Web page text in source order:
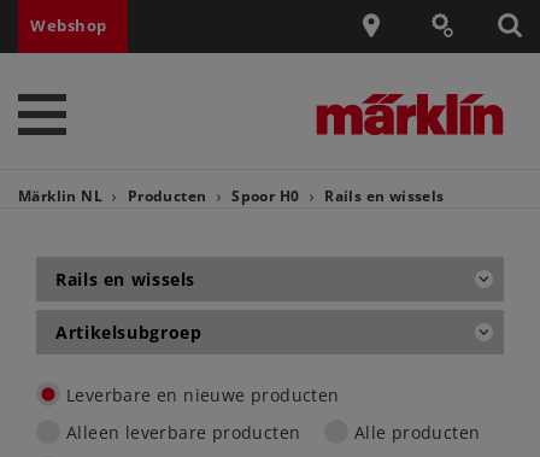
Webshop
Märklin NL Producten Spoor H0 Rails en wissels
Rails en wissels
Artikelsubgroep
Leverbare en nieuwe producten
Alleen leverbare producten
Alle producten